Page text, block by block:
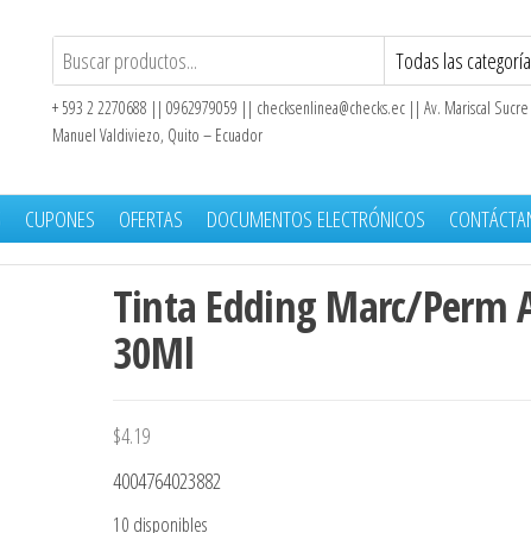
+ 593 2 2270688 || 0962979059 || checksenlinea@checks.ec || Av. Mariscal
Manuel Valdiviezo, Quito – Ecuador
CUPONES OFERTAS DOCUMENTOS ELECTRÓNICOS
Tinta Edding Marc/Perm
30Ml
$4.19
4004764023882
10 disponibles